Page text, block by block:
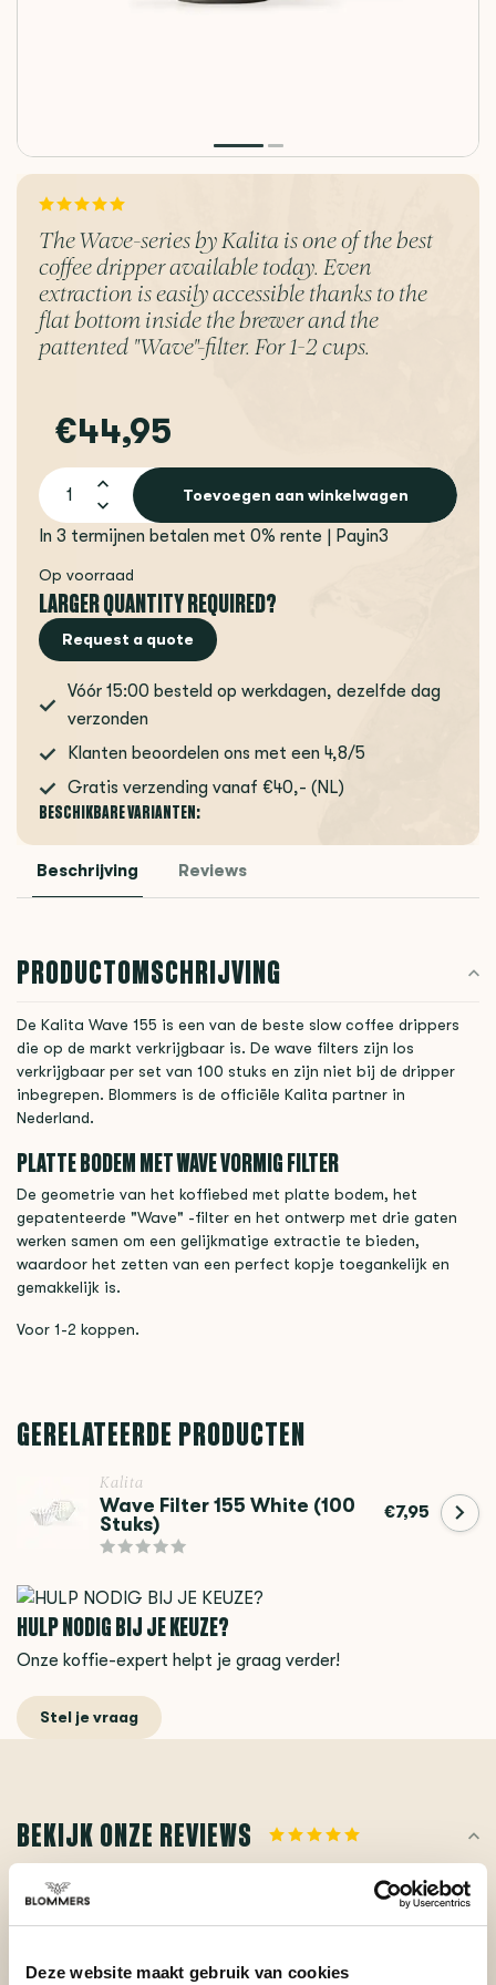
Deze website maakt gebruik van cookies
The Wave-series by Kalita is one of the best
coffee dripper available today. Even
extraction is easily accessible thanks to the
flat bottom inside the brewer and the
pattented "Wave"-filter. For 1-2 cups.
€44,95
Toevoegen aan winkelwagen
In 3 termijnen betalen met 0% rente | Payin3
Op voorraad
LARGER QUANTITY REQUIRED?
Request a quote
Vóór 15:00 besteld op werkdagen, dezelfde dag
verzonden
Klanten beoordelen ons met een 4,8/5
Gratis verzending vanaf €40,- (NL)
BESCHIKBARE VARIANTEN:
Beschrijving Reviews
PRODUCTOMSCHRIJVING
De Kalita Wave 155 is een van de beste slow coffee drippers
die op de markt verkrijgbaar is. De wave filters zijn los
verkrijgbaar per set van 100 stuks en zijn niet bij de dripper
inbegrepen. Blommers is de officiële Kalita partner in
Nederland.
PLATTE BODEM MET WAVE VORMIG FILTER
De geometrie van het koffiebed met platte bodem, het
gepatenteerde "Wave" -filter en het ontwerp met drie gaten
werken samen om een gelijkmatige extractie te bieden,
waardoor het zetten van een perfect kopje toegankelijk en
gemakkelijk is.
Voor 1-2 koppen.
GERELATEERDE PRODUCTEN
Kalita
Wave Filter 155 White (100
Stuks)
€7,95
HULP NODIG BIJ JE KEUZE?
Onze koffie-expert helpt je graag verder!
Stel je vraag
BEKIJK ONZE REVIEWS
REVIEWS Je beoordeling toevoegen